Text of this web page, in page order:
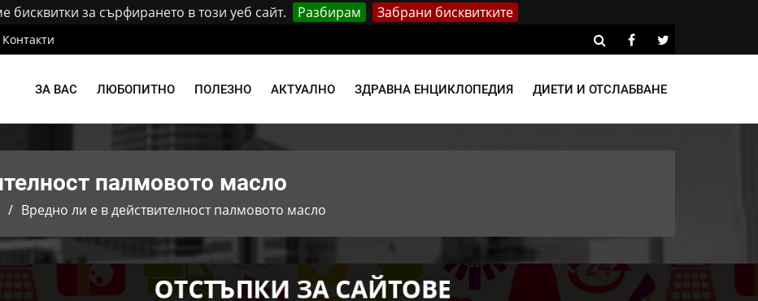
бисквитки за сърфирането в този уеб сайт. Разбирам Забрани бисквитките
Контакти
ЗА ВАС ЛЮБОПИТНО ПОЛЕЗНО АКТУАЛНО ЗДРАВНА ЕНЦИКЛОПЕДИЯ ДИЕТИ И ОТСЛАБВАНЕ
палмовото масло
Вредно ли е в действителност палмовото масло